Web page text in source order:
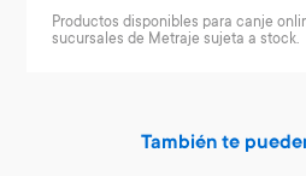
Productos disponibles para canje
sucursales de Metraje sujeta a stock.
También te